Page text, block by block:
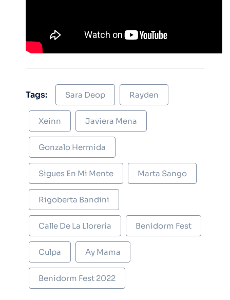
Tags: Sara Deop Rayden
Xeinn Javiera Mena
Gonzalo Hermida
Sigues En Mi Mente Marta Sango
Rigoberta Bandini
Calle De La Llorería Benidorm Fest
Culpa Ay Mama
Benidorm Fest 2022